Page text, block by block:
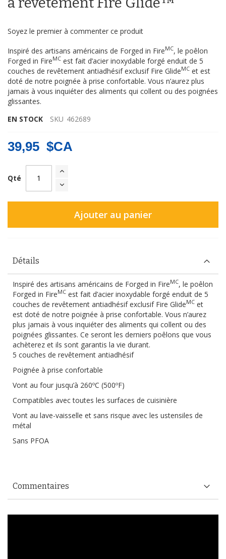
d’images
Soyez le premier à commenter ce produit
Inspiré des artisans américains de Forged in FireMC, le poêlon
Forged in FireMC est fait d’acier inoxydable forgé enduit de 5
couches de revêtement antiadhésif exclusif Fire GlideMC et est
doté de notre poignée à prise confortable. Vous n’aurez plus
jamais à vous inquiéter des aliments qui collent ou des poignées
glissantes.
EN STOCK
SKU 462689
39,95 $CA
Qté
Ajouter au panier
Détails
Inspiré des artisans américains de Forged in FireMC, le poêlon
Forged in FireMC est fait d’acier inoxydable forgé enduit de 5
couches de revêtement antiadhésif exclusif Fire GlideMC et
est doté de notre poignée à prise confortable. Vous n’aurez
plus jamais à vous inquiéter des aliments qui collent ou des
poignées glissantes. Ce seront les derniers poêlons que vous
achèterez et ils sont garantis la vie durant.
5 couches de revêtement antiadhésif
Poignée à prise confortable
Vont au four jusqu’à 260ºC (500ºF)
Compatibles avec toutes les surfaces de cuisinière
Vont au lave-vaisselle et sans risque avec les ustensiles de
métal
Sans PFOA
Commentaires